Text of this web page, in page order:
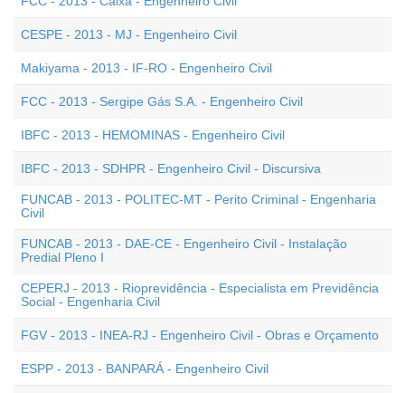
CESPE - 2013 - MJ - Engenheiro Civil
Makiyama - 2013 - IF-RO - Engenheiro Civil
FCC - 2013 - Sergipe Gás S.A. - Engenheiro Civil
IBFC - 2013 - HEMOMINAS - Engenheiro Civil
IBFC - 2013 - SDHPR - Engenheiro Civil - Discursiva
FUNCAB - 2013 - POLITEC-MT - Perito Criminal - Engenharia
Civil
FUNCAB - 2013 - DAE-CE - Engenheiro Civil - Instalação
Predial Pleno I
CEPERJ - 2013 - Rioprevidência - Especialista em Previdência
Social - Engenharia Civil
FGV - 2013 - INEA-RJ - Engenheiro Civil - Obras e Orçamento
ESPP - 2013 - BANPARÁ - Engenheiro Civil